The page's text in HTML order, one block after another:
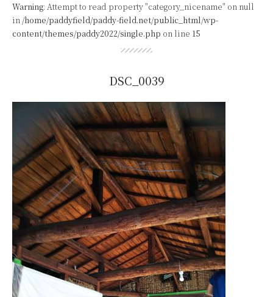
Warning: Attempt to read property "category_nicename" on null
in /home/paddyfield/paddy-field.net/public_html/wp-
content/themes/paddy2022/single.php on line 15
DSC_0039